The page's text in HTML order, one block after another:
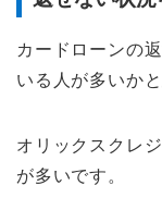
カードローンの
いる人が多いかと
オリックスクレ
が多いです。